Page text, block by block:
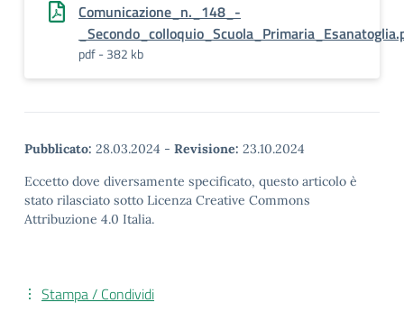
Comunicazione_n._148_-
pdf - 382 kb
Pubblicato: 28.03.2024 - Revisione: 23.10.2024
Eccetto dove diversamente specificato, questo articolo è
stato rilasciato sotto Licenza Creative Commons
Attribuzione 4.0 Italia.
Stampa / Condividi